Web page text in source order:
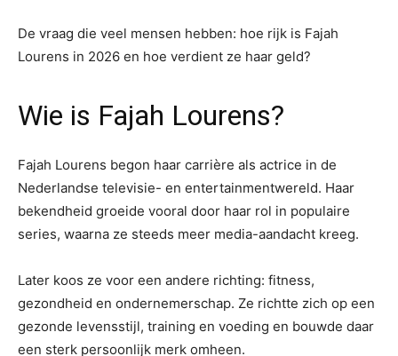
De vraag die veel mensen hebben: hoe rijk is Fajah
Lourens in 2026 en hoe verdient ze haar geld?
Wie is Fajah Lourens?
Fajah Lourens begon haar carrière als actrice in de
Nederlandse televisie- en entertainmentwereld. Haar
bekendheid groeide vooral door haar rol in populaire
series, waarna ze steeds meer media-aandacht kreeg.
Later koos ze voor een andere richting: fitness,
gezondheid en ondernemerschap. Ze richtte zich op een
gezonde levensstijl, training en voeding en bouwde daar
een sterk persoonlijk merk omheen.